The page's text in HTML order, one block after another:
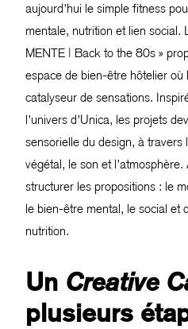
aujourd’hui le simple fitness
mentale, nutrition et lien social.
MENTE | Back to the 80s »
espace de bien-être hôtelier où
catalyseur de sensations.
l’univers d’Unica, les projets
sensorielle du design, à
végétal, le son et
structurer les propositions : le
le bien-être mental, le social et
nutrition.
Un Creative
plusieurs